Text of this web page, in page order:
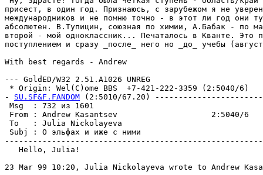
присест, в один год. Признаюсь, с зарубежом я не
международников и не помню точно - в этот ли год они
абсолютен. В.Тупицин, союзная по химии, А.Бабак - по
второй - мой одноклассник... Печаталось в Кванте. Это
поступлением и сразу _после_ него но _до_ учебы
With best regards - Andrew
--- GoldED/W32 2.51.A1026 UNREG
* Origin: Wel(C)ome BBS  +7-421-222-3359 (2:5040/6)
- SU.SF&F.FANDOM (2:5010/67.20)
Msg  : 732
From : Andrew Kasantsev                    2:5040/6
To   : Julia Nickolayeva
Subj : О эльфах и
   Hello, Julia!
23 Mar 99 10:20, Julia Nickolayeva wrote to Andrew